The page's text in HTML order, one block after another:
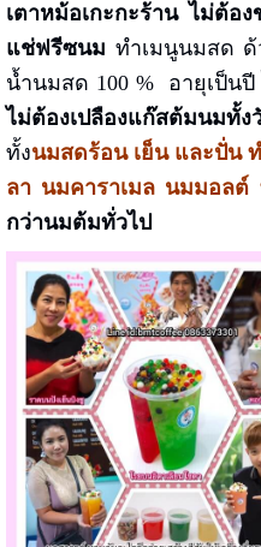
เตาหม้อเกะกะร้าน ไม่ต้อ
แช่ฟรีซนม ทำเมนูนมสด
น้ำนมสด 100 % อายุเป็น
ไม่ต้องเปลืองแก๊สต้มนมทั้ง
ทั้งนมสดร้อน เย็น และปั่น
ลา นมคาราเมล นมมอลต์
กว่านมต้มทั่วไป